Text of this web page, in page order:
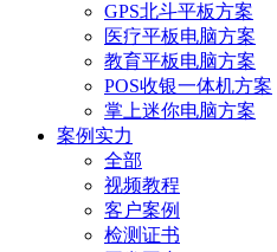
GPS北斗平板方案
医疗平板电脑方案
教育平板电脑方案
POS收银一体机方案
掌上迷你电脑方案
案例实力
全部
视频教程
客户案例
检测证书